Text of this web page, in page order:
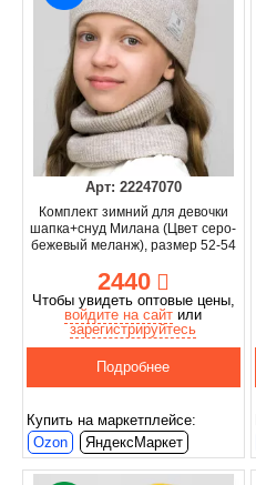
Арт: 22247070
Комплект зимний для девочки
шапка+снуд Милана (Цвет серо-
бежевый меланж), размер 52-54
2440
Чтобы увидеть оптовые цены,
войдите на сайт или
зарегистрируйтесь
Подробнее
Купить на маркетплейсе:
Ozon
ЯндексМаркет